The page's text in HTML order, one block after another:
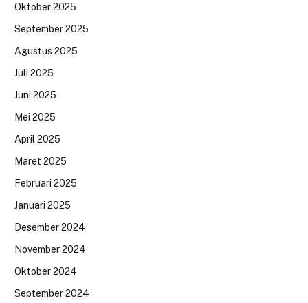
Oktober 2025
September 2025
Agustus 2025
Juli 2025
Juni 2025
Mei 2025
April 2025
Maret 2025
Februari 2025
Januari 2025
Desember 2024
November 2024
Oktober 2024
September 2024